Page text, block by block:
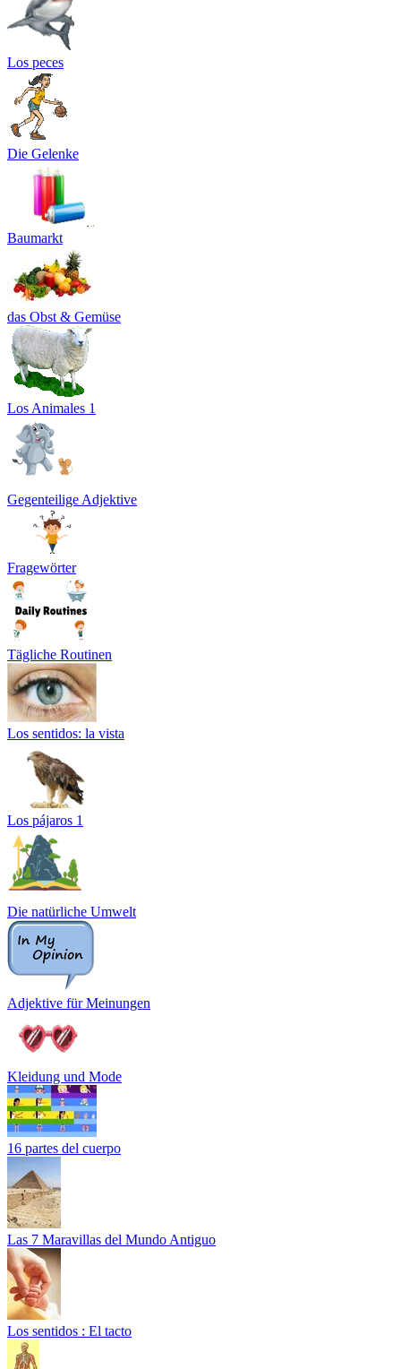
Los peces
Die Gelenke
Baumarkt
das Obst & Gemüse
Los Animales 1
Gegenteilige Adjektive
Fragewörter
Tägliche Routinen
Los sentidos: la vista
Los pájaros 1
Die natürliche Umwelt
Adjektive für Meinungen
Kleidung und Mode
16 partes del cuerpo
Las 7 Maravillas del Mundo Antiguo
Los sentidos : El tacto